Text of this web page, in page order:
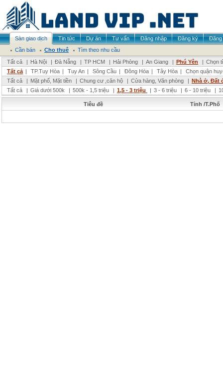
Sàn giao dịch Tin tức Dự án Tư vấn Đăng nhập Đăng ký
Đăng
Cần bán
Cho thuê
Tìm theo nhu cầu
Tất cả
| Hà Nội | Đà Nẵng | TP HCM | Hải Phòng | An Giang | Phú Yên | Chọn
Tất cả | TP.Tuy Hòa | Tuy An | Sông Cầu | Đông Hòa | Tây Hòa |
Chọn quận
Tất cả
| Mặt phố, Mặt tiền | Chung cư ,căn hộ | Cửa hàng, Văn phòng | Nhà ở, Đất
Tất cả
| Giá dưới 500k | 500k - 1,5 triệu | 1,5 - 3 triệu | 3 - 6 triệu | 6 - 10 triệu |
Tiêu đề Tỉnh /T.Phố